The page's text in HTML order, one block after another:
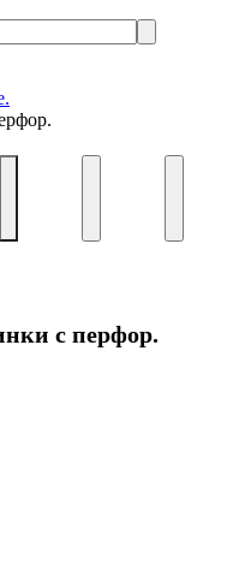
с перфор.